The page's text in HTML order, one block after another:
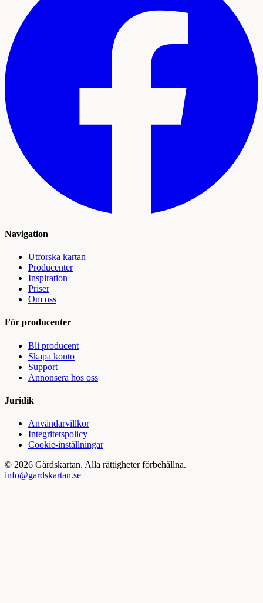
Navigation
Utforska kartan
Producenter
Inspiration
Priser
Om oss
För producenter
Bli producent
Skapa konto
Support
Annonsera hos oss
Juridik
Användarvillkor
Integritetspolicy
Cookie-inställningar
© 2026 Gårdskartan. Alla rättigheter förbehållna.
info@gardskartan.se